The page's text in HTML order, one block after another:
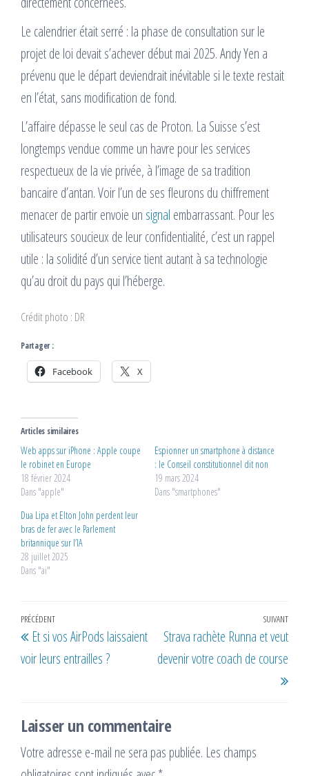
Le calendrier était serré : la phase de consultation sur le
projet de loi devait s’achever début mai 2025. Andy Yen a
prévenu que le départ deviendrait inévitable si le texte restait
en l’état, sans modification de fond.
L’affaire dépasse le seul cas de Proton. La Suisse s’est
longtemps vendue comme un havre pour les services
respectueux de la vie privée, à l’image de sa tradition
bancaire d’antan. Voir l’un de ses fleurons du chiffrement
menacer de partir envoie un signal embarrassant. Pour les
utilisateurs soucieux de leur confidentialité, c’est un rappel
utile : la solidité d’un service tient autant à sa technologie
qu’au droit du pays qui l’héberge.
Crédit photo : DR
Partager :
Facebook X
Articles similaires
Web apps sur iPhone : Apple coupe
le robinet en Europe
18 février 2024
Dans "apple"
Espionner un smartphone à distance
: le Conseil constitutionnel dit non
19 mars 2024
Dans "smartphones"
Dua Lipa et Elton John perdent leur
bras de fer avec le Parlement
britannique sur l’IA
28 juillet 2025
Dans "ai"
Navigation
de
l’article
Article
précédent
PRÉCÉDENT
Et si vos AirPods laissaient
voir leurs entrailles ?
SUIVANT
Strava rachète Runna et veut
devenir votre coach de course
Laisser un commentaire
Votre adresse e-mail ne sera pas publiée. Les champs